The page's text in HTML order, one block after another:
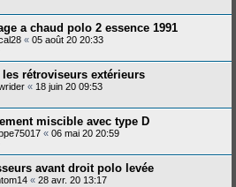
a chaud polo 2 essence 1991
« 05 août 20 20:33
rétroviseurs extérieurs
« 18 juin 20 09:53
miscible avec type D
« 06 mai 20 20:59
avant droit polo levée
« 28 avr. 20 13:17